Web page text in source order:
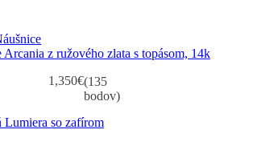
Arcania z ružového zlata s topásom, 14k
1,350€(135
bodov)